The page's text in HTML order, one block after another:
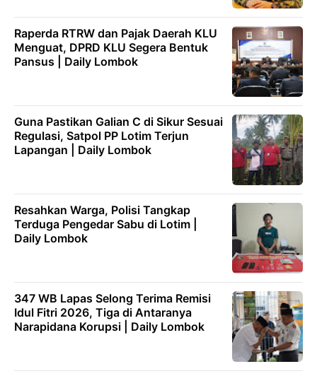
Raperda RTRW dan Pajak Daerah KLU
Menguat, DPRD KLU Segera Bentuk
Pansus | Daily Lombok
Guna Pastikan Galian C di Sikur Sesuai
Regulasi, Satpol PP Lotim Terjun
Lapangan | Daily Lombok
Resahkan Warga, Polisi Tangkap
Terduga Pengedar Sabu di Lotim |
Daily Lombok
347 WB Lapas Selong Terima Remisi
Idul Fitri 2026, Tiga di Antaranya
Narapidana Korupsi | Daily Lombok